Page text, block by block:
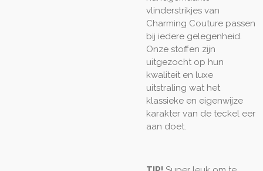
vlinderstrikjes van
Charming Couture passen
bij iedere gelegenheid.
Onze stoffen zijn
uitgezocht op hun
kwaliteit en luxe
uitstraling wat het
klassieke en eigenwijze
karakter van de teckel eer
aan doet.